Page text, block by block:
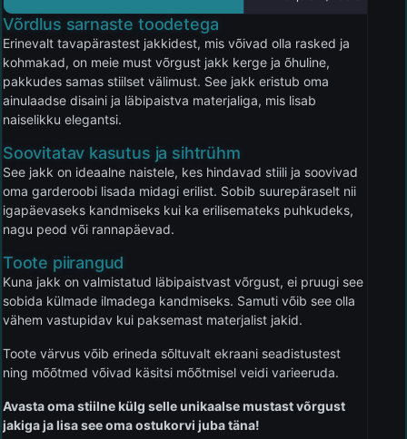
Võrdlus sarnaste toodetega
Erinevalt tavapärastest jakkidest, mis võivad olla rasked ja
kohmakad, on meie must võrgust jakk kerge ja õhuline,
pakkudes samas stiilset välimust. See jakk eristub oma
ainulaadse disaini ja läbipaistva materjaliga, mis lisab
naiselikku elegantsi.
Soovitatav kasutus ja sihtrühm
See jakk on ideaalne naistele, kes hindavad stiili ja soovivad
oma garderoobi lisada midagi erilist. Sobib suurepäraselt nii
igapäevaseks kandmiseks kui ka erilisemateks puhkudeks,
nagu peod või rannapäevad.
Toote piirangud
Kuna jakk on valmistatud läbipaistvast võrgust, ei pruugi see
sobida külmade ilmadega kandmiseks. Samuti võib see olla
vähem vastupidav kui paksemast materjalist jakid.
Toote värvus võib erineda sõltuvalt ekraani seadistustest
ning mõõtmed võivad käsitsi mõõtmisel veidi varieeruda.
Avasta oma stiilne külg selle unikaalse mustast võrgust
jakiga ja lisa see oma ostukorvi juba täna!